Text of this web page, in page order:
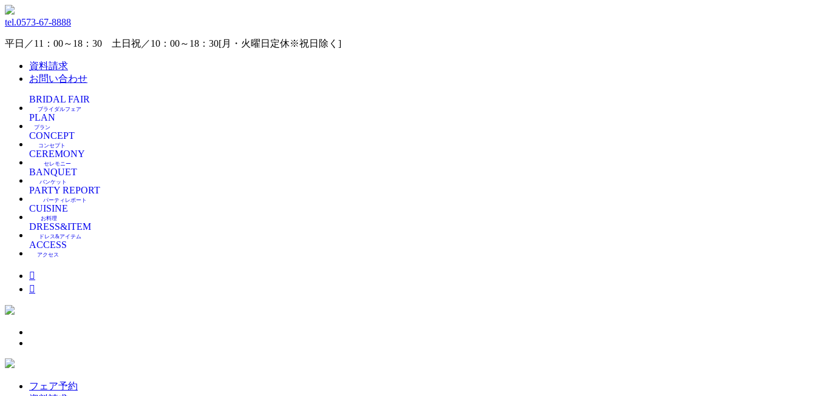
tel.0573-67-8888
平日／11：00～18：30 土日祝／10：00～18：30[月・火曜日定休※祝日除く]
資料請求
お問い合わせ
BRIDAL FAIR
ブライダルフェア
PLAN
プラン
CONCEPT
コンセプト
CEREMONY
セレモニー
BANQUET
バンケット
PARTY REPORT
パーティレポート
CUISINE
お料理
DRESS&ITEM
ドレス&アイテム
ACCESS
アクセス
フェア予約